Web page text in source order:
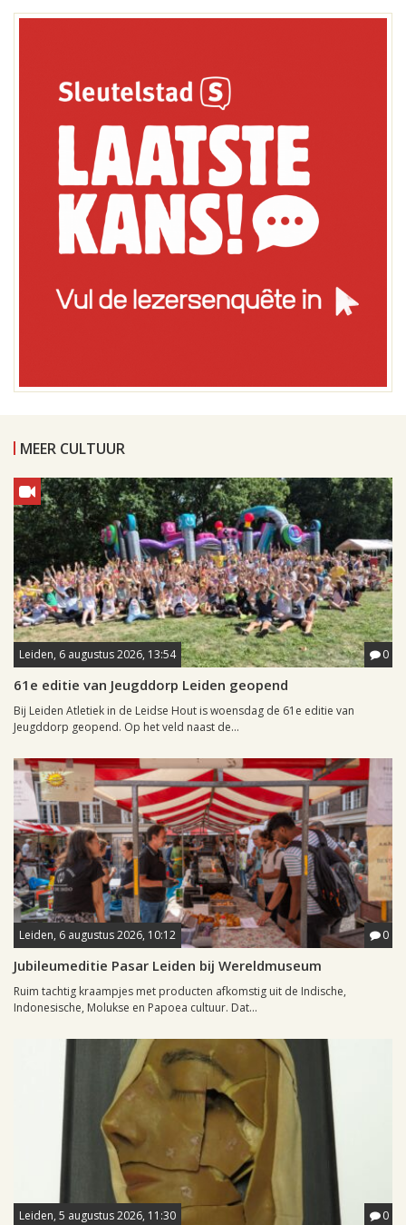
MEER CULTUUR
Leiden, 6 augustus 2026, 13:54 0
61e editie van Jeugddorp Leiden geopend
Bij Leiden Atletiek in de Leidse Hout is woensdag de 61e editie van
Jeugddorp geopend. Op het veld naast de...
Leiden, 6 augustus 2026, 10:12 0
Jubileumeditie Pasar Leiden bij Wereldmuseum
Ruim tachtig kraampjes met producten afkomstig uit de Indische,
Indonesische, Molukse en Papoea cultuur. Dat...
Leiden, 5 augustus 2026, 11:30 0